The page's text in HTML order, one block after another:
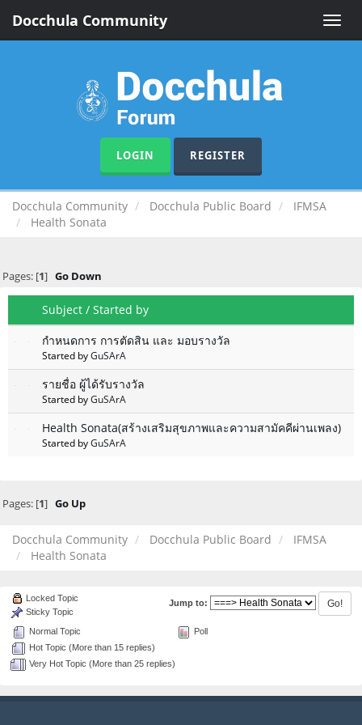
Toggle
Docchula Community
LOGIN REGISTER
Docchula Community Docchula Public Board
IFMSA
Health Sonata
Pages: [1] Go Down
Subject / Started by
กำหนดการ การตัดสิน และ มอบรางวัล
Started byGuSArA
รายชื่อ ผู้ได้รับรางวัล
Started byGuSArA
Health Sonata(สร้างเสริมสุขภาพและความสามัคคีผ่านเพลง)
Started byGuSArA
Pages: [1] Go Up
Docchula Community Docchula Public Board
IFMSA
Health Sonata
Jump to:
Normal Topic
Hot Topic (More than 15 replies)
Very Hot Topic (More than 25 replies)
Locked Topic
Sticky Topic
Poll